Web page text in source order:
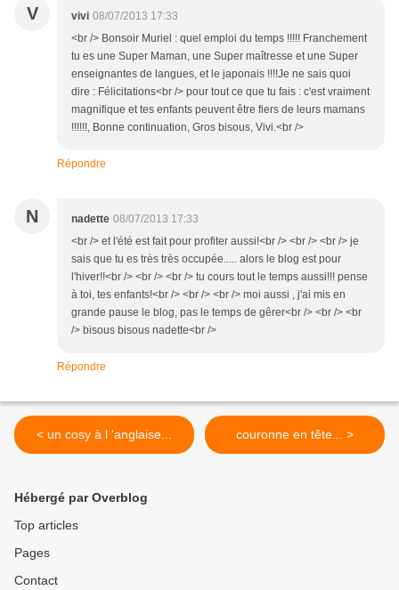
V vivi 08/07/2013 17:33
<br /> Bonsoir Muriel : quel emploi du temps !!!!! Franchement
tu es une Super Maman, une Super maîtresse et une Super
enseignantes de langues, et le japonais !!!!Je ne sais quoi
dire : Félicitations<br /> pour tout ce que tu fais : c'est vraiment
magnifique et tes enfants peuvent être fiers de leurs mamans
!!!!!!, Bonne continuation, Gros bisous, Vivi.<br />
Répondre
N nadette 08/07/2013 17:33
<br /> et l'été est fait pour profiter aussi!<br /> <br /> <br /> je
sais que tu es très très occupée..... alors le blog est pour
l'hiver!!<br /> <br /> <br /> tu cours tout le temps aussi!!! pense
à toi, tes enfants!<br /> <br /> <br /> moi aussi , j'ai mis en
grande pause le blog, pas le temps de gêrer<br /> <br /> <br
/> bisous bisous nadette<br />
Répondre
< un cosy à l 'anglaise... couronne en tête... >
Hébergé par Overblog
Top articles
Pages
Contact